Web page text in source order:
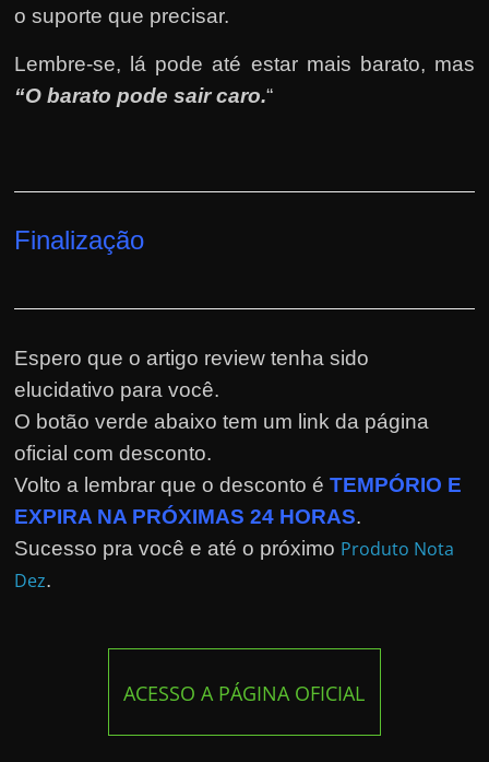
o suporte que precisar.
Lembre-se, lá pode até estar mais barato, mas
“O barato pode sair caro.“
Finalização
Espero que o artigo review tenha sido
elucidativo para você.
O botão verde abaixo tem um link da página
oficial com desconto.
Volto a lembrar que o desconto éTEMPÓRIO E
EXPIRA NA PRÓXIMAS 24 HORAS.
Sucesso pra você e até o próximo Produto Nota
Dez.
ACESSO A PÁGINA OFICIAL